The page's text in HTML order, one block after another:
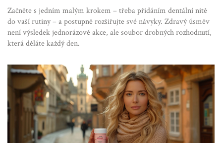
Začněte s jedním malým krokem – třeba přidáním dentální nitě
do vaší rutiny – a postupně rozšiřujte své návyky. Zdravý úsměv
není výsledek jednorázové akce, ale soubor drobných rozhodnutí,
která děláte každý den.